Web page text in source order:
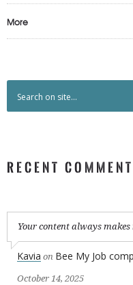
More
RECENT
Your content always
Kavia on Bee My Job
October 14, 2025